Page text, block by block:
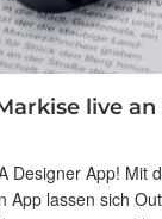
live
Designer App! Mit
App lassen sich